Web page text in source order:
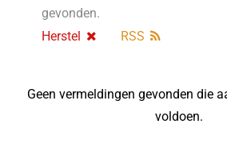
gevonden.
Herstel
RSS
Geen vermeldingen gevonden die
voldoen.